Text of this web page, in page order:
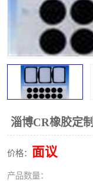
淄博CR橡胶定制
价格： 面议
产品数量：